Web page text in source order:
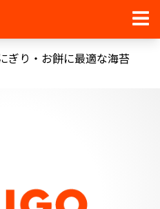
ぎり・お餅に最適な海苔